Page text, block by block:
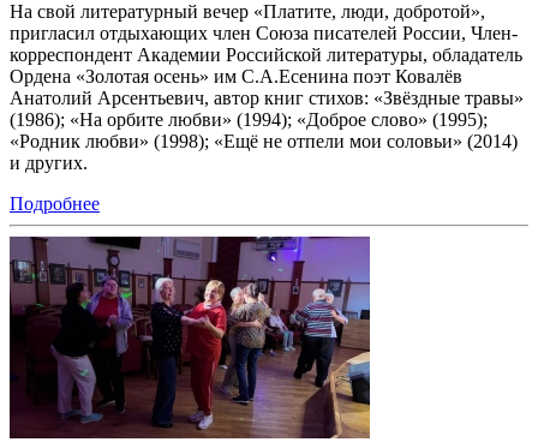
На свой литературный вечер «Платите, люди, добротой»,
пригласил отдыхающих член Союза писателей России, Член-
корреспондент Академии Российской литературы, обладатель
Ордена «Золотая осень» им С.А.Есенина поэт Ковалёв
Анатолий Арсентьевич, автор книг стихов: «Звёздные травы»
(1986); «На орбите любви» (1994); «Доброе слово» (1995);
«Родник любви» (1998); «Ещё не отпели мои соловьи» (2014)
и других.
Подробнее